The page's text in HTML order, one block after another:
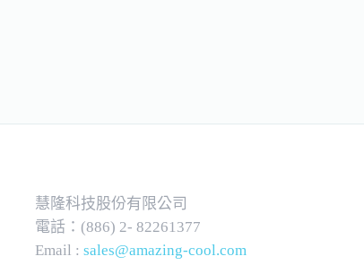
慧隆科技股份有限公司
電話：(886) 2- 82261377
Email : sales@amazing-cool.com